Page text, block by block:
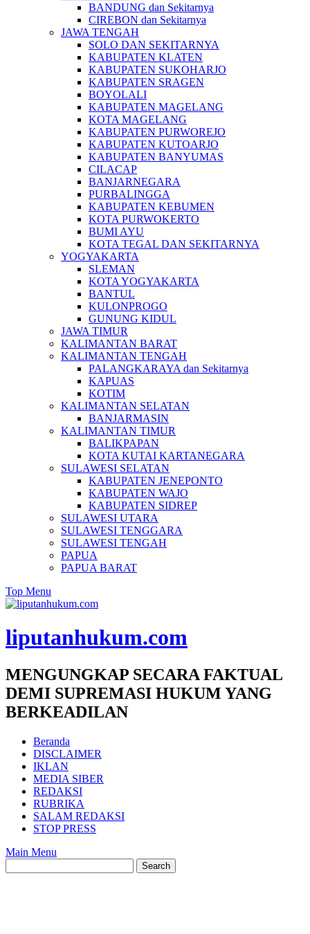
BANDUNG dan Sekitarnya
CIREBON dan Sekitarnya
JAWA TENGAH
SOLO DAN SEKITARNYA
KABUPATEN KLATEN
KABUPATEN SUKOHARJO
KABUPATEN SRAGEN
BOYOLALI
KABUPATEN MAGELANG
KOTA MAGELANG
KABUPATEN PURWOREJO
KABUPATEN KUTOARJO
KABUPATEN BANYUMAS
CILACAP
BANJARNEGARA
PURBALINGGA
KABUPATEN KEBUMEN
KOTA PURWOKERTO
BUMI AYU
KOTA TEGAL DAN SEKITARNYA
YOGYAKARTA
SLEMAN
KOTA YOGYAKARTA
BANTUL
KULONPROGO
GUNUNG KIDUL
JAWA TIMUR
KALIMANTAN BARAT
KALIMANTAN TENGAH
PALANGKARAYA dan Sekitarnya
KAPUAS
KOTIM
KALIMANTAN SELATAN
BANJARMASIN
KALIMANTAN TIMUR
BALIKPAPAN
KOTA KUTAI KARTANEGARA
SULAWESI SELATAN
KABUPATEN JENEPONTO
KABUPATEN WAJO
KABUPATEN SIDREP
SULAWESI UTARA
SULAWESI TENGGARA
SULAWESI TENGAH
PAPUA
PAPUA BARAT
Top Menu
liputanhukum.com
MENGUNGKAP SECARA FAKTUAL
DEMI SUPREMASI HUKUM YANG
BERKEADILAN
Beranda
DISCLAIMER
IKLAN
MEDIA SIBER
REDAKSI
RUBRIKA
SALAM REDAKSI
STOP PRESS
Main Menu